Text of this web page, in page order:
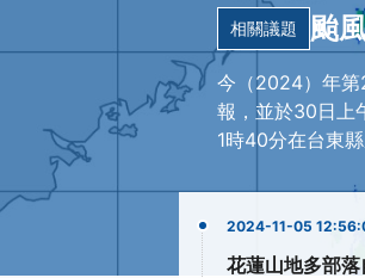
相關議題 颱
今（2024）年第
報，並於30日上
1時40分在台東
2024-11-05
花蓮山地多部